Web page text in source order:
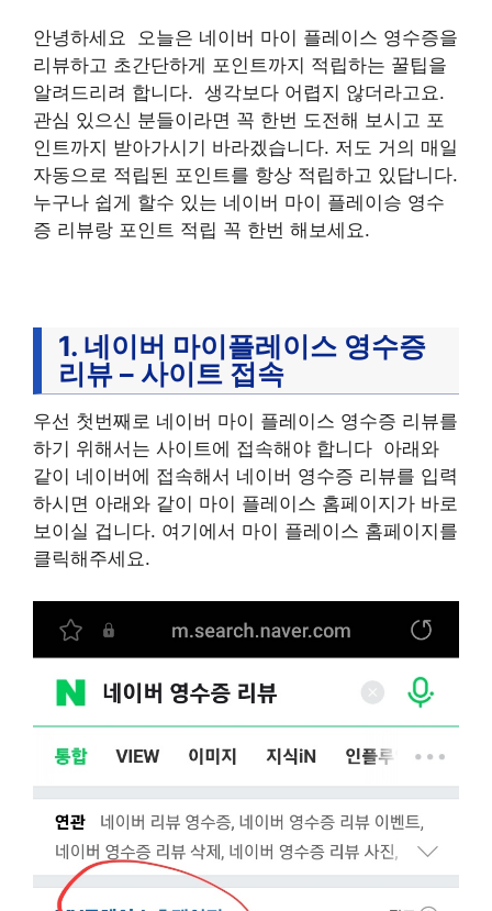
안녕하세요 오늘은 네이버 마이 플레이스 영수증을
리뷰하고 초간단하게 포인트까지 적립하는 꿀팁을
알려드리려 합니다. 생각보다 어렵지 않더라고요.
관심 있으신 분들이라면 꼭 한번 도전해 보시고 포
인트까지 받아가시기 바라겠습니다. 저도 거의 매일
자동으로 적립된 포인트를 항상 적립하고 있답니다.
누구나 쉽게 할수 있는 네이버 마이 플레이승 영수
증 리뷰랑 포인트 적립 꼭 한번 해보세요.
1. 네이버 마이플레이스 영수증
리뷰 – 사이트 접속
우선 첫번째로 네이버 마이 플레이스 영수증 리뷰를
하기 위해서는 사이트에 접속해야 합니다 아래와
같이 네이버에 접속해서 네이버 영수증 리뷰를 입력
하시면 아래와 같이 마이 플레이스 홈페이지가 바로
보이실 겁니다. 여기에서 마이 플레이스 홈페이지를
클릭해주세요.